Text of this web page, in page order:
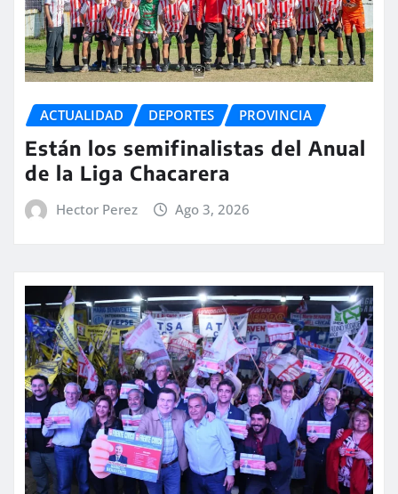
ACTUALIDAD DEPORTES PROVINCIA
Están los semifinalistas del Anual
de la Liga Chacarera
Hector Perez Ago 3, 2026